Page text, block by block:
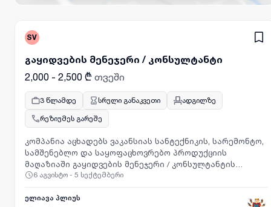
SV
გაყიდვების მენეჯერი / კონსულტანტი
2,000 - 2,500 ₾ თვეში
3 წლამდე სრული განაკვეთი
ადგილზე
რეზიუმეს გარეშე
კომპანია აცხადებს ვაკანსიას სანტექნიკის, სარემონტო,
სამშენებლო და საყოფაცხოვრებო პროდუქციის
მაღაზიაში გაყიდვების მენეჯერი / კონსულტანტის
პოზიციაზე (მამაკაცი).
6 აგვისტო - 5 სექტემბერი
ელიავა პლიუს